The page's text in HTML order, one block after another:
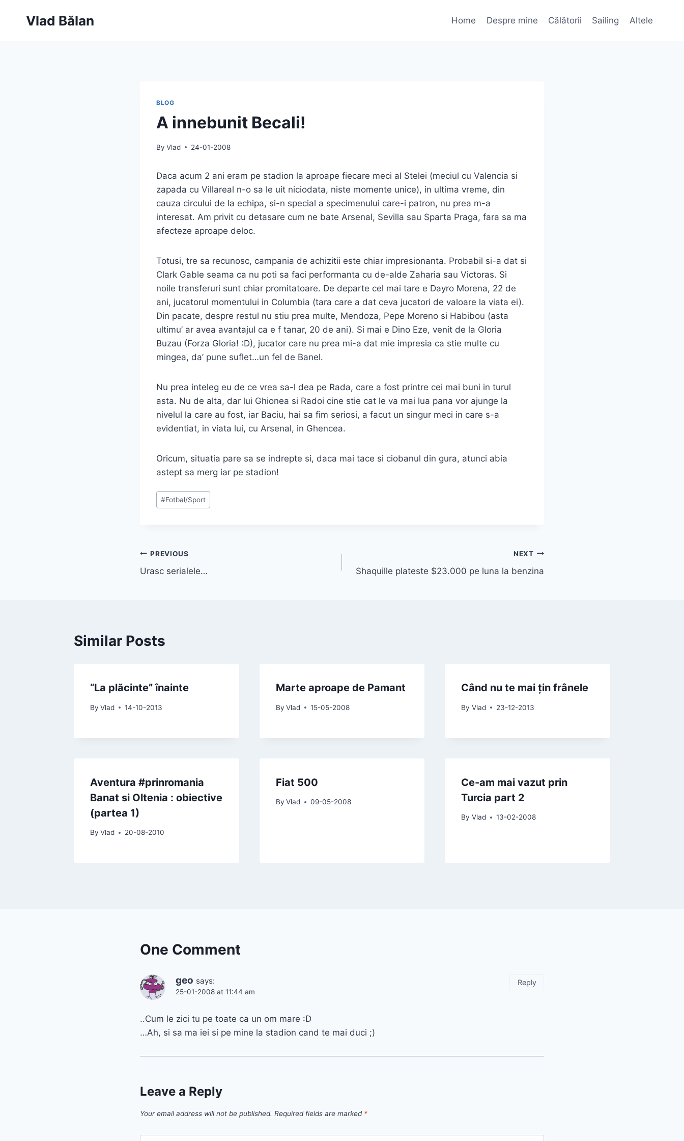
Vlad Bălan Home Despre mine Călătorii Sailing Altele
BLOG
A innebunit Becali!
By Vlad 24-01-2008
Daca acum 2 ani eram pe stadion la aproape fiecare meci al Stelei (meciul cu Valencia si
zapada cu Villareal n-o sa le uit niciodata, niste momente unice), in ultima vreme, din
cauza circului de la echipa, si-n special a specimenului care-i patron, nu prea m-a
interesat. Am privit cu detasare cum ne bate Arsenal, Sevilla sau Sparta Praga, fara sa ma
afecteze aproape deloc.
Totusi, tre sa recunosc, campania de achizitii este chiar impresionanta. Probabil si-a dat si
Clark Gable seama ca nu poti sa faci performanta cu de-alde Zaharia sau Victoras. Si
noile transferuri sunt chiar promitatoare. De departe cel mai tare e Dayro Morena, 22 de
ani, jucatorul momentului in Columbia (tara care a dat ceva jucatori de valoare la viata ei).
Din pacate, despre restul nu stiu prea multe, Mendoza, Pepe Moreno si Habibou (asta
ultimu’ ar avea avantajul ca e f tanar, 20 de ani). Si mai e Dino Eze, venit de la Gloria
Buzau (Forza Gloria! :D), jucator care nu prea mi-a dat mie impresia ca stie multe cu
mingea, da’ pune suflet…un fel de Banel.
Nu prea inteleg eu de ce vrea sa-l dea pe Rada, care a fost printre cei mai buni in turul
asta. Nu de alta, dar lui Ghionea si Radoi cine stie cat le va mai lua pana vor ajunge la
nivelul la care au fost, iar Baciu, hai sa fim seriosi, a facut un singur meci in care s-a
evidentiat, in viata lui, cu Arsenal, in Ghencea.
Oricum, situatia pare sa se indrepte si, daca mai tace si ciobanul din gura, atunci abia
astept sa merg iar pe stadion!
Post
Tags:
#Fotbal/Sport
Post
navigation
PREVIOUS
Urasc serialele…
NEXT
Shaquille plateste $23.000 pe luna la benzina
Similar Posts
“La plăcinte” înainte
By Vlad 14-10-2013
Marte aproape de Pamant
By Vlad 15-05-2008
Când nu te mai țin frânele
By Vlad 23-12-2013
Aventura #prinromania
Banat si Oltenia : obiective
(partea 1)
By Vlad 20-08-2010
Fiat 500
By Vlad 09-05-2008
Ce-am mai vazut prin
Turcia part 2
By Vlad 13-02-2008
One Comment
geo says:
25-01-2008 at 11:44 am
..Cum le zici tu pe toate ca un om mare :D
…Ah, si sa ma iei si pe mine la stadion cand te mai duci ;)
Reply
Leave a Reply
Your email address will not be published. Required fields are marked *